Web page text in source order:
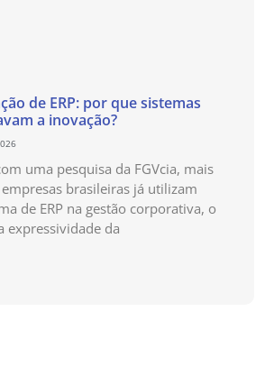
de ERP: por que sistemas
a inovação?
uma pesquisa da FGVcia, mais
brasileiras já utilizam
de ERP na gestão corporativa, o
expressividade da